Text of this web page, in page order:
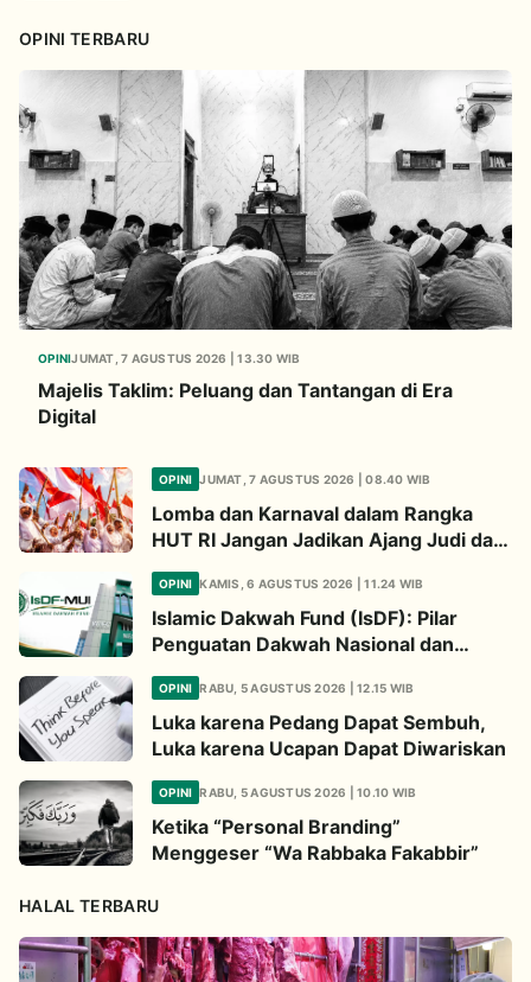
OPINI TERBARU
OPINIJUMAT, 7 AGUSTUS 2026 | 13.30 WIB
Majelis Taklim: Peluang dan Tantangan di Era
Digital
OPINI JUMAT, 7 AGUSTUS 2026 | 08.40 WIB
Lomba dan Karnaval dalam Rangka
HUT RI Jangan Jadikan Ajang Judi dan
OPINI KAMIS, 6 AGUSTUS 2026 | 11.24 WIB
Islamic Dakwah Fund (IsDF): Pilar
Penguatan Dakwah Nasional dan
OPINI RABU, 5 AGUSTUS 2026 | 12.15 WIB
Luka karena Pedang Dapat Sembuh,
Luka karena Ucapan Dapat Diwariskan
OPINI RABU, 5 AGUSTUS 2026 | 10.10 WIB
Ketika “Personal Branding”
Menggeser “Wa Rabbaka Fakabbir”
HALAL TERBARU